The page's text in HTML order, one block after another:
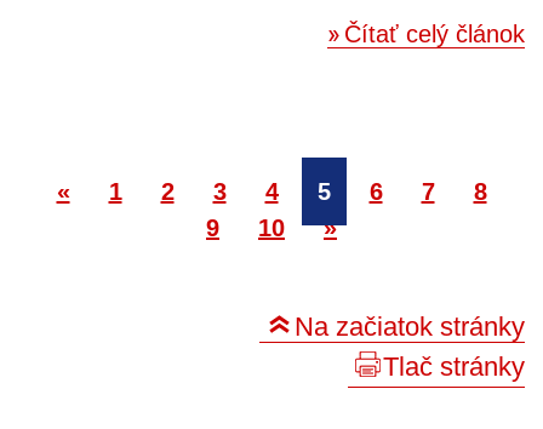
Čítať celý článok
« 1 2 3 4 5 6 7
8
9
10 »
Na začiatok stránky
Tlač stránky